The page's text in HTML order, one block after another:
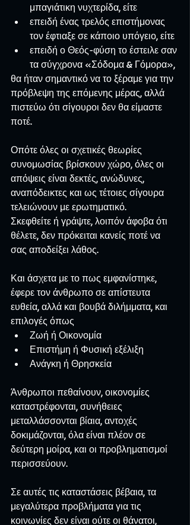
μπαγιάτικη νυχτερίδα, είτε
επειδή ένας τρελός επιστήμονας
τον έφτιαξε σε κάποιο υπόγειο, είτε
επειδή ο Θεός-φύση το έστειλε σαν
τα σύγχρονα «Σόδομα & Γόμορα»,
θα ήταν σημαντικό να το ξέραμε για την
πρόβλεψη της επόμενης μέρας, αλλά
πιστεύω ότι σίγουροι δεν θα είμαστε
ποτέ.
Οπότε όλες οι σχετικές θεωρίες
συνομωσίας βρίσκουν χώρο, όλες οι
απόψεις είναι δεκτές, ανώδυνες,
αναπόδεικτες και ως τέτοιες σίγουρα
τελειώνουν με ερωτηματικό.
Σκεφθείτε ή γράψτε, λοιπόν άφοβα ότι
θέλετε, δεν πρόκειται κανείς ποτέ να
σας αποδείξει λάθος.
Και άσχετα με το πως εμφανίστηκε,
έφερε τον άνθρωπο σε απίστευτα
ευθεία, αλλά και βουβά διλήμματα, και
επιλογές όπως
Ζωή ή Οικονομία
Επιστήμη ή Φυσική εξέλιξη
Ανάγκη ή Θρησκεία
Άνθρωποι πεθαίνουν, οικονομίες
καταστρέφονται, συνήθειες
μεταλλάσσονται βίαια, αντοχές
δοκιμάζονται, όλα είναι πλέον σε
δεύτερη μοίρα, και οι προβληματισμοί
περισσεύουν.
Σε αυτές τις καταστάσεις βέβαια, τα
μεγαλύτερα προβλήματα για τις
κοινωνίες δεν είναι ούτε οι θάνατοι,